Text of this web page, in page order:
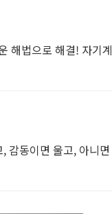
해법으로 해결! 자기계
감동이면 울고, 아니면